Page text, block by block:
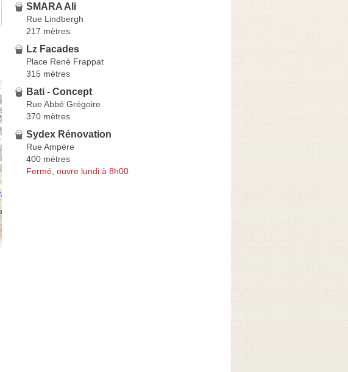
SMARA Ali
Rue Lindbergh
217 mètres
Lz Facades
Place René Frappat
315 mètres
Bati - Concept
Rue Abbé Grégoire
370 mètres
Sydex Rénovation
Rue Ampère
400 mètres
Fermé, ouvre lundi à 8h00